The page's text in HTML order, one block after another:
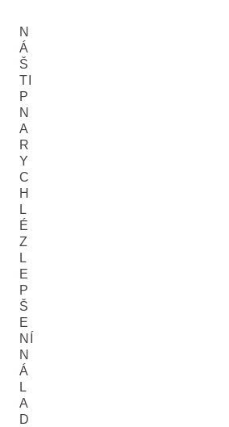
N
Á
Š
TI
P
N
A
R
Y
C
H
L
É
Z
L
E
P
Š
E
NÍ
N
Á
L
A
D